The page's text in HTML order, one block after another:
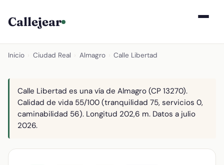
Callejear
Inicio Ciudad Real Almagro Calle Libertad
Calle Libertad es una vía de Almagro (CP 13270).
Calidad de vida 55/100 (tranquilidad 75, servicios 0,
caminabilidad 56). Longitud 202,6 m. Datos a julio
2026.